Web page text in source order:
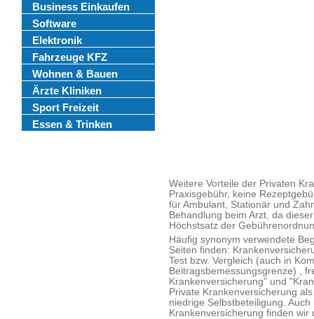
Business Einkaufen
Software
Elektronik
Fahrzeuge KFZ
Wohnen & Bauen
Ärzte Kliniken
Sport Freizeit
Essen & Trinken
Weitere Vorteile der Privaten
Praxisgebühr, keine
für Ambulant, Stationär und
Behandlung beim Arzt, da
Höchstsatz der
Häufig synonym verwendete
Seiten finden:
Test bzw. Vergleich (auch in
Beitragsbemessungsgrenze) ,
Krankenversicherung" und
Private Krankenversicherung
niedrige Selbstbeteiligung.
Krankenversicherung finden wir